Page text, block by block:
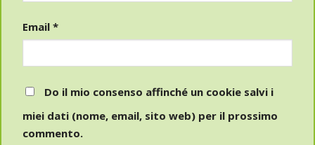
Email *
Do il mio consenso affinché un cookie salvi i
miei dati (nome, email, sito web) per il prossimo
commento.